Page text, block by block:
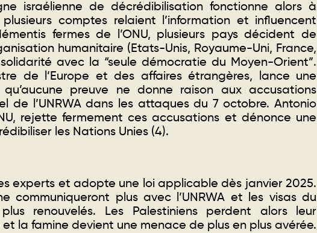
israélienne de décrédibilisation fonctionne alors à
comptes relaient l’information et influencent
fermes de l’ONU, plusieurs pays décident de
humanitaire (Etats-Unis, Royaume-Uni, France,
avec la “seule démocratie du Moyen-Orient”.
de l’Europe et des affaires étrangères, lance une
preuve ne donne raison aux accusations
de l’UNRWA dans les attaques du 7 octobre. Antonio
rejette fermement ces accusations et dénonce une
les Nations Unies (4).
experts et adopte une loi applicable dès janvier 2025.
communiqueront plus avec l’UNRWA et les visas du
renouvelés. Les Palestiniens perdent alors leur
la famine devient une menace de plus en plus avérée.